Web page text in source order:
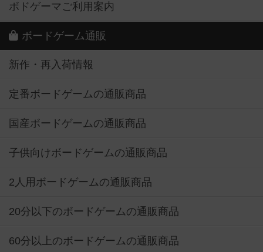
ボドゲーマご利用案内
ボードゲーム通販
新作・再入荷情報
定番ボードゲームの通販商品
国産ボードゲームの通販商品
子供向けボードゲームの通販商品
2人用ボードゲームの通販商品
20分以下のボードゲームの通販商品
60分以上のボードゲームの通販商品